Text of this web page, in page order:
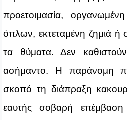
προετοιμασία,
όπλων, εκτεταμένη ζημιά ή
τα θύματα. Δεν
ασήμαντο. Η παράνομη
σκοπό τη διάπραξη
εαυτής σοβαρή